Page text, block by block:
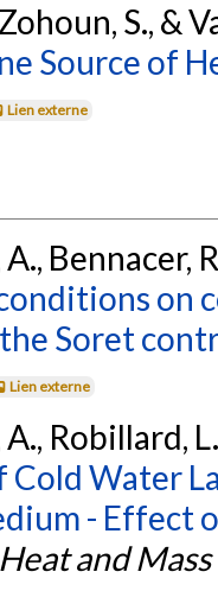
S., &
Source of
Lien externe
Bennacer,
on
Soret
Lien externe
Robillard,
Water
- Effect
and